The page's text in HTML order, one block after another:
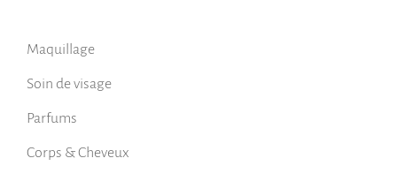
Maquillage
Soin de visage
Parfums
Corps & Cheveux